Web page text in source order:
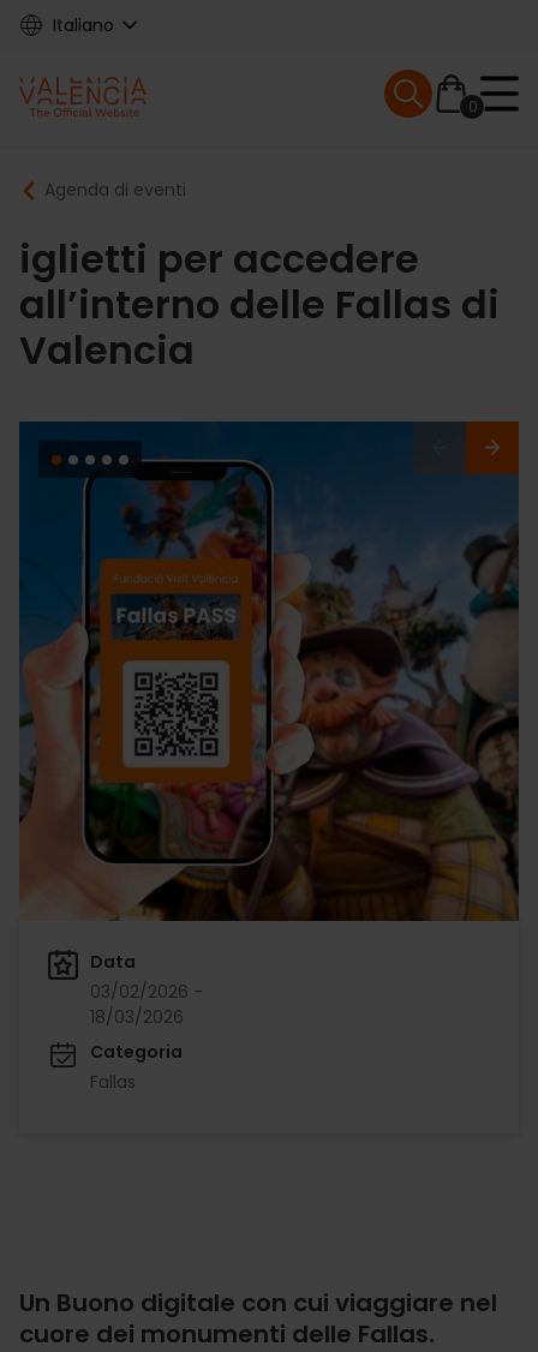
Skip
content
Italiano
Main
navigation
0
Mobile menu
Breadcrumb
Agenda di eventi
iglietti per accedere
all’interno delle Fallas di
Valencia
Data
03/02/2026 -
18/03/2026
Categoria
Fallas
Un Buono digitale con cui viaggiare nel
cuore dei monumenti delle Fallas.